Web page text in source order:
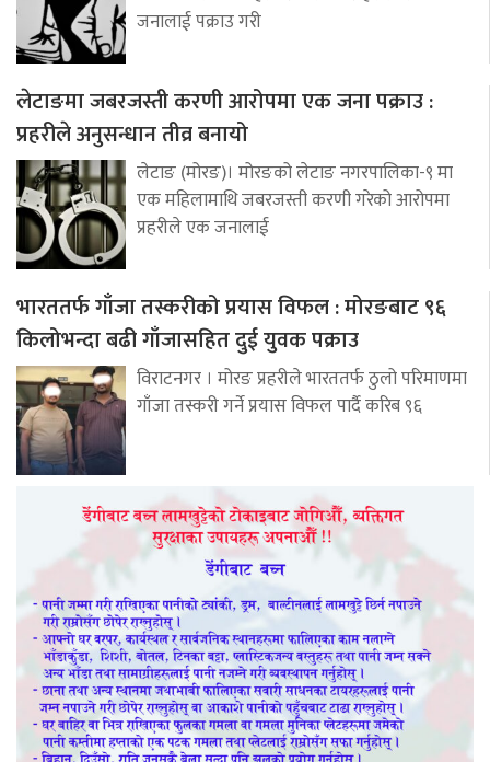
जनालाई पक्राउ गरी
लेटाङमा जबरजस्ती करणी आरोपमा एक जना पक्राउ :
प्रहरीले अनुसन्धान तीव्र बनायो
लेटाङ (मोरङ)। मोरङको लेटाङ नगरपालिका-९ मा
एक महिलामाथि जबरजस्ती करणी गरेको आरोपमा
प्रहरीले एक जनालाई
भारततर्फ गाँजा तस्करीको प्रयास विफल : मोरङबाट ९६
किलोभन्दा बढी गाँजासहित दुई युवक पक्राउ
विराटनगर । मोरङ प्रहरीले भारततर्फ ठुलो परिमाणमा
गाँजा तस्करी गर्ने प्रयास विफल पार्दै करिब ९६